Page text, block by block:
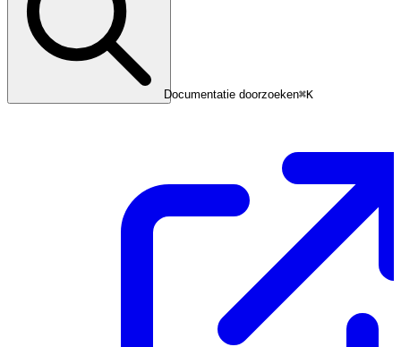
Documentatie doorzoeken⌘K